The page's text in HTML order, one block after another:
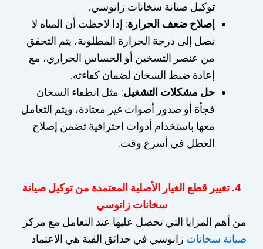
توكيل صيانة سخانات زانوسي.
إصلاح ضعف الحرارة: إذا لاحظت أن المياه لا
تصل إلى درجة الحرارة المطلوبة، يتم التحقق
من عنصر التسخين أو الحساس الحراري، مع
إعادة ضبط السخان لضمان كفاءته.
حل مشكلات التشغيل: مثل انطفاء السخان
فجأة أو صدور أصوات غير معتادة، ويتم التعامل
معها باستخدام أدوات احترافية تضمن إصلاح
العطل في أسرع وقت.
4. تغيير قطع الغيار الأصلية المعتمدة من توكيل صيانة
سخانات زانوسي
من أهم المزايا التي تحصل عليها عند التعامل مع مركز
صيانة سخانات زانوسي في حدائق القبة هي الاعتماد